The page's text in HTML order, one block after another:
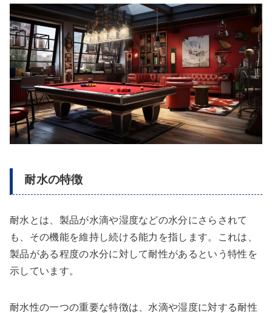
耐水の特徴
耐水とは、製品が水滴や湿度などの水分にさらされて
も、その機能を維持し続ける能力を指します。これは、
製品がある程度の水分に対して耐性があるという特性を
示しています。
耐水性の一つの重要な特徴は、水滴や湿度に対する耐性